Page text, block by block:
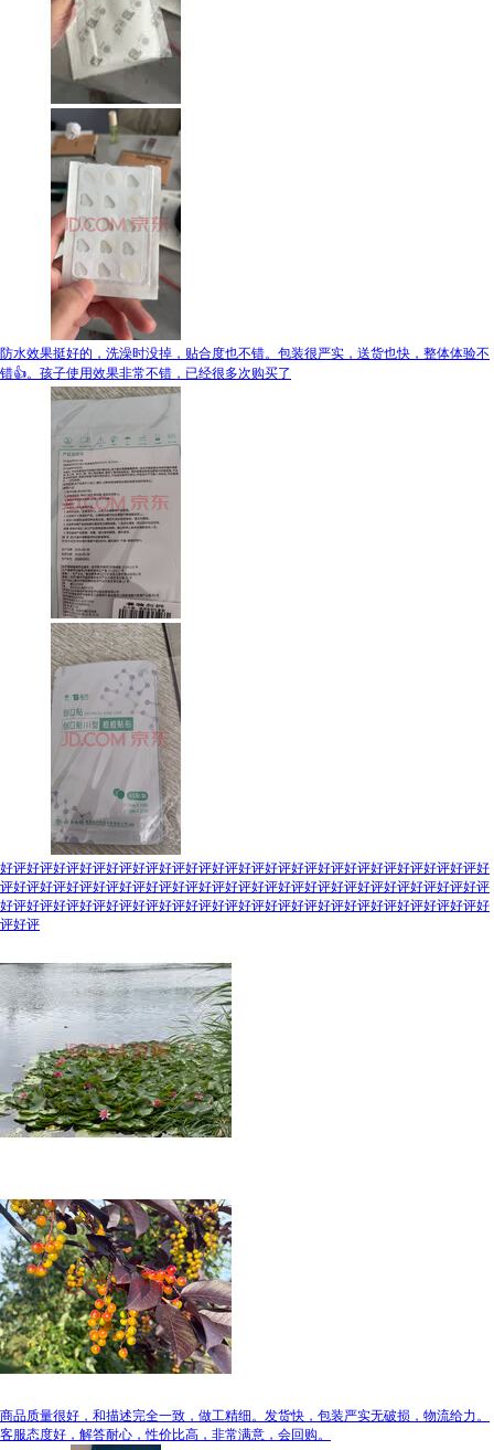
防水效果挺好的，洗澡时没掉，贴合度也不错。包装很严实，送货也快，整体体验不
错👍。孩子使用效果非常不错，已经很多次购买了
好评好评好评好评好评好评好评好评好评好评好评好评好评好评好评好评好评好评好
评好评好评好评好评好评好评好评好评好评好评好评好评好评好评好评好评好评好评
好评好评好评好评好评好评好评好评好评好评好评好评好评好评好评好评好评好评好
评好评
商品质量很好，和描述完全一致，做工精细。发货快，包装严实无破损，物流给力。
客服态度好，解答耐心，性价比高，非常满意，会回购。